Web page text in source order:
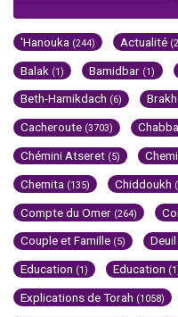
'Hanouka (244) Actualité
Balak (1) Bamidbar (1)
Beth-Hamikdach (6)
Cacheroute (3703)
Chémini Atseret (5)
Chemita (135) Chiddoukh
Compte du Omer (264)
Couple et Famille (5) Deuil
Education (1) Education
Explications de Torah (1058)